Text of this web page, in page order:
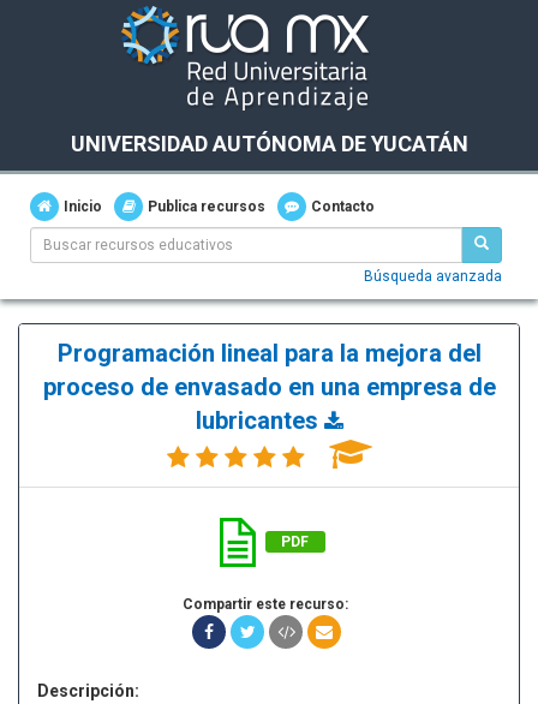
UNIVERSIDAD AUTÓNOMA DE YUCATÁN
Inicio Publica recursos Contacto
Búsqueda avanzada
Programación lineal para la mejora del
proceso de envasado en una empresa de
lubricantes
PDF
Compartir este recurso:
Descripción: